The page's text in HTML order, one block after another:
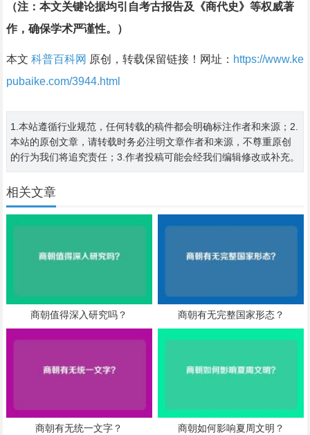
（注：本文关键论据均引自考古报告及《商代史》等权威著
作，确保学术严谨性。）
本文 科普百科网 原创，转载保留链接！网址： https://www.ke
pubaike.com/3944.html
1.本站遵循行业规范，任何转载的稿件都会明确标注作者和来源；2.
本站的原创文章，请转载时务必注明文章作者和来源，不尊重原创
的行为我们将追究责任；3.作者投稿可能会经我们编辑修改或补充。
相关文章
商朝值得深入研究吗？ 商朝有无完整国家形态？
商朝有无统一文字？ 商朝如何影响夏周文明？